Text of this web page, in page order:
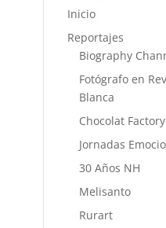
Inicio
Reportajes
Biography
Fotógrafo en
Blanca
Chocolat Factory
Jornadas
30 Años NH
Melisanto
Rurart